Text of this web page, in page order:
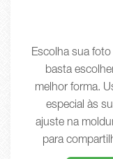
Escolha sua
basta
melhor forma.
especial às
ajuste na
para